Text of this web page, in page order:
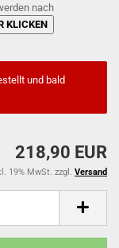
nach
KLICKEN
und bald
218,90 EUR
19% MwSt. zzgl. Versand